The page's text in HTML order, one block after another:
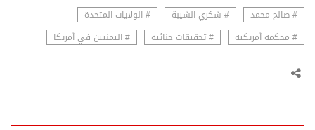
# صالح محمد
# شكري الشيبة
# الولايات المتحدة
# محكمة أمريكية
# تحقيقات جنائية # اليمنيين في أمريكا